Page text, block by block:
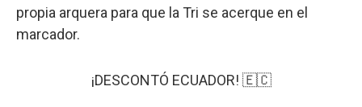
propia arquera para que la Tri se acerque en el
marcador.
¡DESCONTÓ ECUADOR! 🇪🇨